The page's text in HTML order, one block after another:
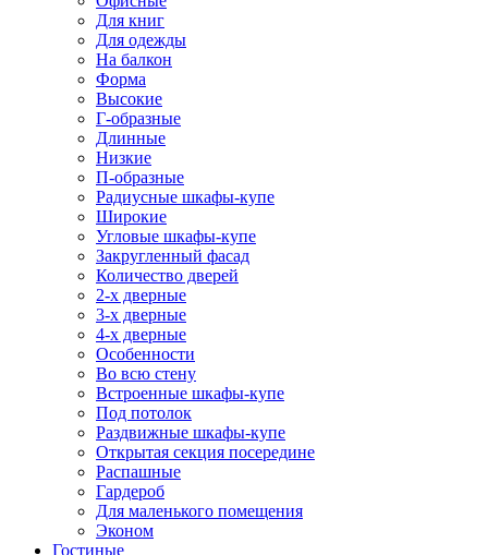
Для книг
Для одежды
На балкон
Форма
Высокие
Г-образные
Длинные
Низкие
П-образные
Радиусные шкафы-купе
Широкие
Угловые шкафы-купе
Закругленный фасад
Количество дверей
2-х дверные
3-х дверные
4-х дверные
Особенности
Во всю стену
Встроенные шкафы-купе
Под потолок
Раздвижные шкафы-купе
Открытая секция посередине
Распашные
Гардероб
Для маленького помещения
Эконом
Гостиные